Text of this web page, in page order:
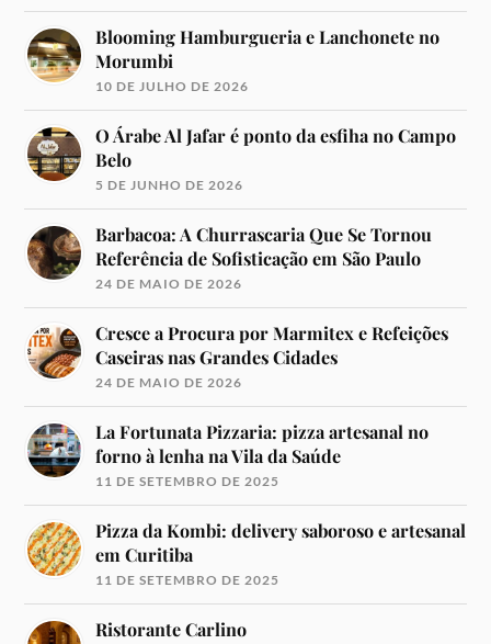
Blooming Hamburgueria e Lanchonete no
Morumbi
10 DE JULHO DE 2026
O Árabe Al Jafar é ponto da esfiha no Campo
Belo
5 DE JUNHO DE 2026
Barbacoa: A Churrascaria Que Se Tornou
Referência de Sofisticação em São Paulo
24 DE MAIO DE 2026
Cresce a Procura por Marmitex e Refeições
Caseiras nas Grandes Cidades
24 DE MAIO DE 2026
La Fortunata Pizzaria: pizza artesanal no
forno à lenha na Vila da Saúde
11 DE SETEMBRO DE 2025
Pizza da Kombi: delivery saboroso e artesanal
em Curitiba
11 DE SETEMBRO DE 2025
Ristorante Carlino